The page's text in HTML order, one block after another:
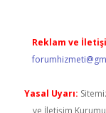
Reklam ve
Yasal Uyarı:
ve İletişim Kurumu